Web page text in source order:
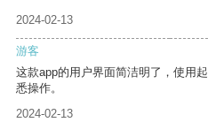
2024-02-13
游客
这款app的用户界面简洁明了，使用
悉操作。
2024-02-13